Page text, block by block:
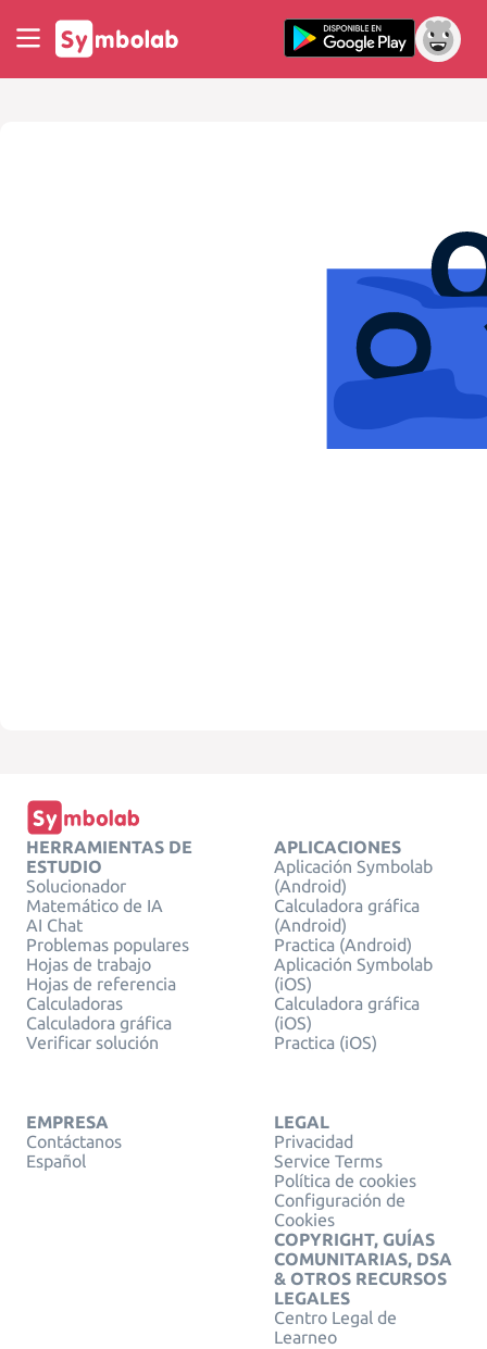
HERRAMIENTAS DE
ESTUDIO
Solucionador
Matemático de IA
AI Chat
Problemas populares
Hojas de trabajo
Hojas de referencia
Calculadoras
Calculadora gráfica
Verificar solución
APLICACIONES
Aplicación Symbolab
(Android)
Calculadora gráfica
(Android)
Practica (Android)
Aplicación Symbolab
(iOS)
Calculadora gráfica
(iOS)
Practica (iOS)
EMPRESA
Contáctanos
Español
LEGAL
Privacidad
Service Terms
Política de cookies
Configuración de
Cookies
COPYRIGHT, GUÍAS
COMUNITARIAS, DSA
& OTROS RECURSOS
LEGALES
Centro Legal de
Learneo